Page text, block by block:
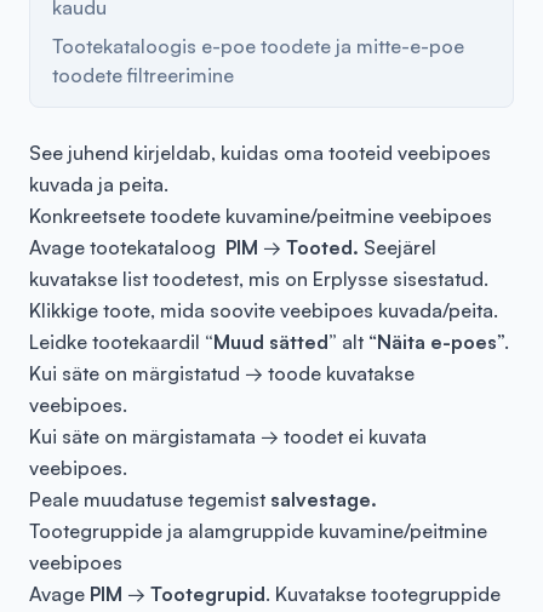
kaudu
Tootekataloogis e-poe toodete ja mitte-e-poe
toodete filtreerimine
See juhend kirjeldab, kuidas oma tooteid veebipoes
kuvada ja peita.
Konkreetsete toodete kuvamine/peitmine veebipoes
Avage tootekataloog PIM → Tooted. Seejärel
kuvatakse list toodetest, mis on Erplysse sisestatud.
Klikkige toote, mida soovite veebipoes kuvada/peita.
Leidke tootekaardil “Muud sätted” alt “Näita e-poes”.
Kui säte on märgistatud → toode kuvatakse
veebipoes.
Kui säte on märgistamata → toodet ei kuvata
veebipoes.
Peale muudatuse tegemist salvestage.
Tootegruppide ja alamgruppide kuvamine/peitmine
veebipoes
Avage PIM → Tootegrupid. Kuvatakse tootegruppide